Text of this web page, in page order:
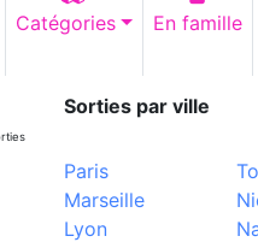
Catégories En famille
Sorties par ville
Paris
Marseille
Lyon